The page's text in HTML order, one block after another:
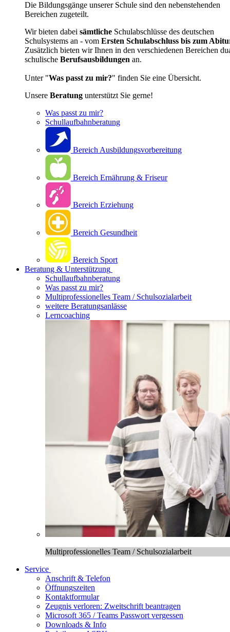
Die Bildungsgänge unserer Schule sind den nebenstehenden
Bereichen zugeteilt.
Wir bieten dabei sämtliche Schulabschlüsse des deutschen
Schulsystems an - vom Ersten Schulabschluss bis zum
Zusätzlich bieten wir Ihnen in den verschiedenen Bereichen
schulische Berufsausbildungen an.
Unter "Was passt zu mir?" finden Sie eine Übersicht.
Unsere Beratung unterstützt Sie gerne!
Was passt zu mir?
Schullaufbahnberatung
Bereich Ausbildungsvorbereitung
Bereich Ernährung & Friseur
Bereich Erziehung
Bereich Gesundheit
Bereich Sport
Beratung & Unterstützung
Schullaufbahnberatung
Was passt zu mir?
Multipro­fessionelles Team / Schulsozialarbeit
weitere Beratungsanlässe
Lerncoaching
Multiprofessionelles Team / Schulsozialarbeit
Service
Anschrift & Telefon
Öffnungszeiten
Kontaktformular
Zeugnis verloren: Zweitschrift beantragen
Microsoft 365 / Teams Passwort vergessen
Downloads & Info